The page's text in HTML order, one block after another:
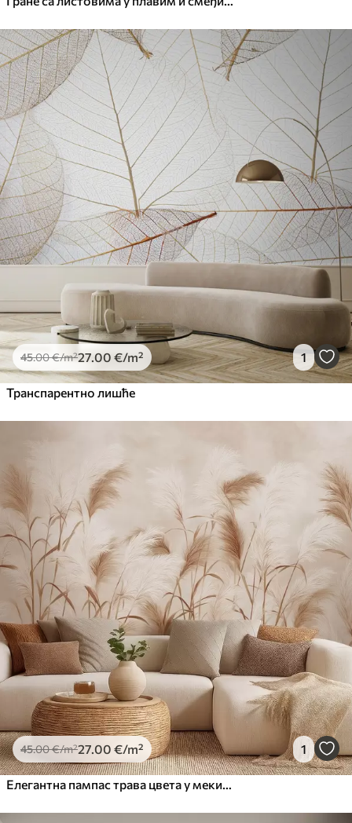
45.00€/m²27.00 €/m² 1
Транспарентно лишће
45.00€/m²27 .00 €/m² 1